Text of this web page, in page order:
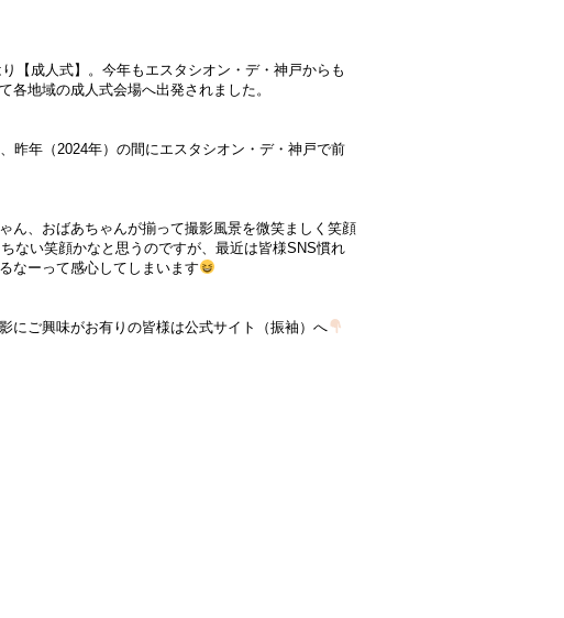
【成人式】。今年もエスタシオン・デ・神戸からも
各地域の成人式会場へ出発されました。
昨年（2024年）の間にエスタシオン・デ・神戸で前
ん、おばあちゃんが揃って撮影風景を微笑ましく笑顔
ない笑顔かなと思うのですが、最近は皆様SNS慣れ
なーって感心してしまいます
にご興味がお有りの皆様は公式サイト（振袖）へ